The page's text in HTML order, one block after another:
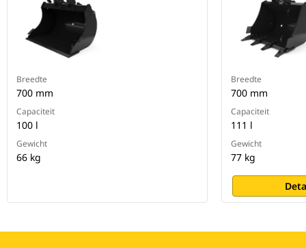
Breedte
700 mm
Capaciteit
100 l
Gewicht
66 kg
Breedte
700 mm
Capaciteit
111 l
Gewicht
77 kg